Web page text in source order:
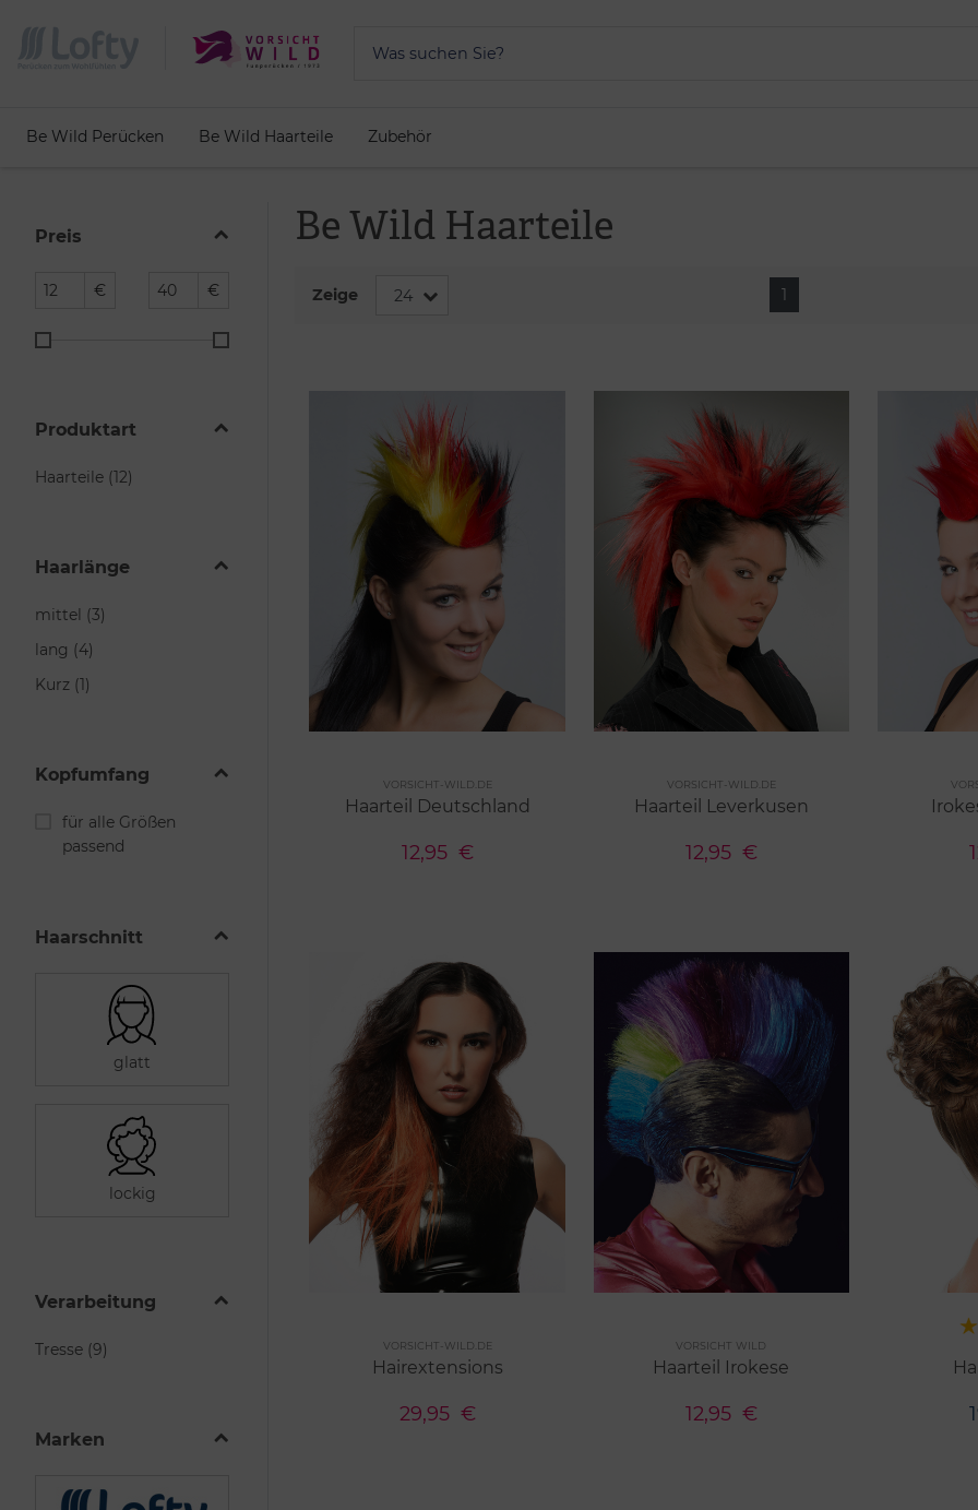
Be Wild Perücken Be Wild Haarteile Zubehör
Preis
€ €
Produktart
Haarteile (12)
Haarlänge
mittel (3)
lang (4)
Kurz (1)
Kopfumfang
für alle Größen
passend
Haarschnitt
glatt
lockig
Verarbeitung
Tresse (9)
Marken
Be Wild Haarteile
Zeige 1
2 Farben Merken
VORSICHT-WILD.DE
Haarteil Deutschland
12,95 €
1 Farben Merken
VORSICHT-WILD.DE
Haarteil Leverkusen
12,95 €
6 Farben
2 Farben Merken
VORSICHT-WILD.DE
Hairextensions
29,95 €
1 Farben Merken
VORSICHT WILD
Haarteil Irokese
12,95 €